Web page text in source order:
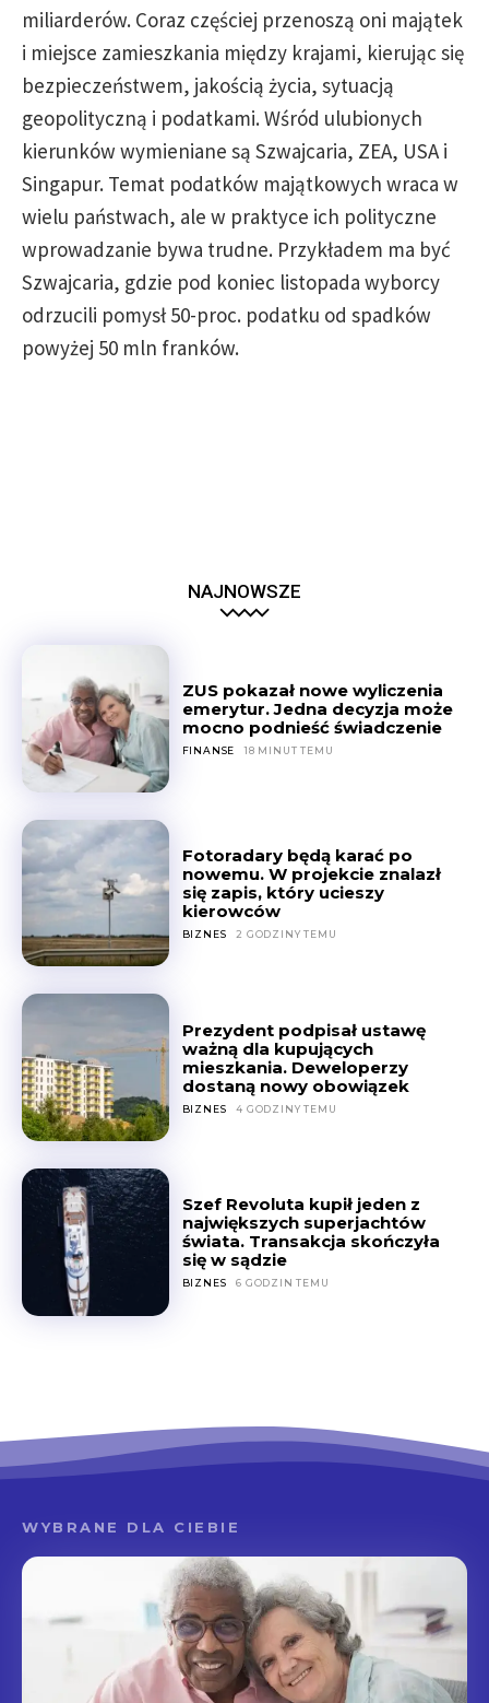
miliarderów. Coraz częściej przenoszą oni majątek
i miejsce zamieszkania między krajami, kierując się
bezpieczeństwem, jakością życia, sytuacją
geopolityczną i podatkami. Wśród ulubionych
kierunków wymieniane są Szwajcaria, ZEA, USA i
Singapur. Temat podatków majątkowych wraca w
wielu państwach, ale w praktyce ich polityczne
wprowadzanie bywa trudne. Przykładem ma być
Szwajcaria, gdzie pod koniec listopada wyborcy
odrzucili pomysł 50-proc. podatku od spadków
powyżej 50 mln franków.
NAJNOWSZE
ZUS pokazał nowe wyliczenia
emerytur. Jedna decyzja może
mocno podnieść świadczenie
FINANSE 18 MINUT TEMU
Fotoradary będą karać po
nowemu. W projekcie znalazł
się zapis, który ucieszy
kierowców
BIZNES 2 GODZINY TEMU
Prezydent podpisał ustawę
ważną dla kupujących
mieszkania. Deweloperzy
dostaną nowy obowiązek
BIZNES 4 GODZINY TEMU
Szef Revoluta kupił jeden z
największych superjachtów
świata. Transakcja skończyła
się w sądzie
BIZNES 6 GODZIN TEMU
WYBRANE DLA CIEBIE